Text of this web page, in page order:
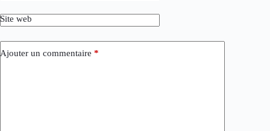
Site web
Ajouter un commentaire *